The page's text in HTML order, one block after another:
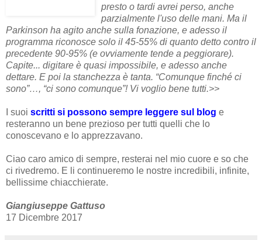
presto o tardi avrei perso, anche
parzialmente l'uso delle mani. Ma il
Parkinson ha agito anche sulla fonazione, e adesso il
programma riconosce solo il 45-55% di quanto detto contro il
precedente 90-95% (e ovviamente tende a peggiorare).
Capite... digitare è quasi impossibile, e adesso anche
dettare. E poi la stanchezza è tanta. “Comunque finché ci
sono”…, “ci sono comunque”! Vi voglio bene tutti.>>
I suoi scritti si possono sempre leggere sul blog e
resteranno un bene prezioso per tutti quelli che lo
conoscevano e lo apprezzavano.
Ciao caro amico di sempre, resterai nel mio cuore e so che
ci rivedremo. E li continueremo le nostre incredibili, infinite,
bellissime chiacchierate.
Giangiuseppe Gattuso
17 Dicembre 2017